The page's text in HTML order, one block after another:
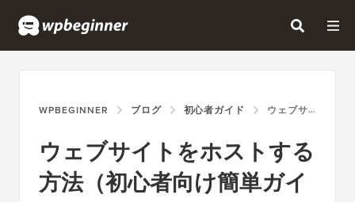
WPBEGINNER ブログ 初心者ガイド ウェブサイトをホストする方法（初心者向け簡単ガイド）
ウェブサイトをホストする
方法（初心者向け簡単ガイ